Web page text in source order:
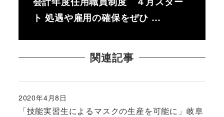
ト 処遇や雇用の確保をぜひ …
関連記事
「技能実習生によるマスクの生産を可能に」岐阜
投稿日
2020年4月8日